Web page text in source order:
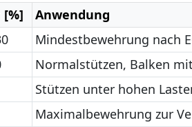
[%]
Anwendung
Mindestbewehrung nach
Normalstützen, Balken
Stützen unter hohen
Maximalbewehrung zur